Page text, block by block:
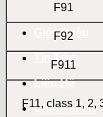
Giới Thiệu
Tin Tức
Liên Hệ
Chính sách
F91
F92
F911
F11, class 1, 2,